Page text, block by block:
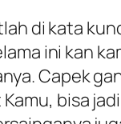
di kata
ini kan
Capek
bisa